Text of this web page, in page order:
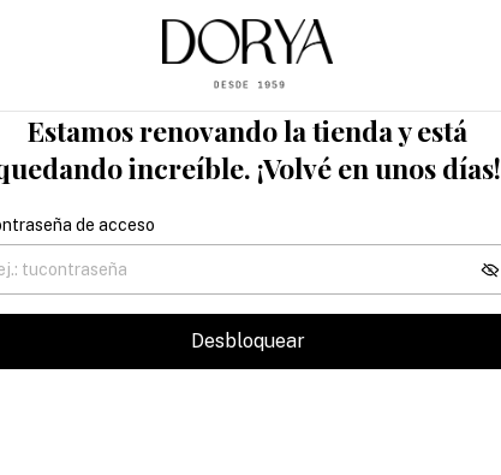
Estamos renovando la tienda y está
increíble. ¡Volvé en unos días!
de acceso
Desbloquear